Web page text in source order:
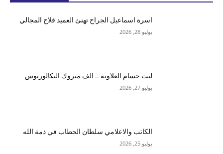
اسرة اسماعيل الجراح تهنئ العميد فلاح المجالي
يوليو 28, 2026
ليث حسام العلاونة .. الف مبروك البكالوريوس
يوليو 27, 2026
الكاتب والاعلامي سلطان الحطاب في ذمة الله
يوليو 25, 2026